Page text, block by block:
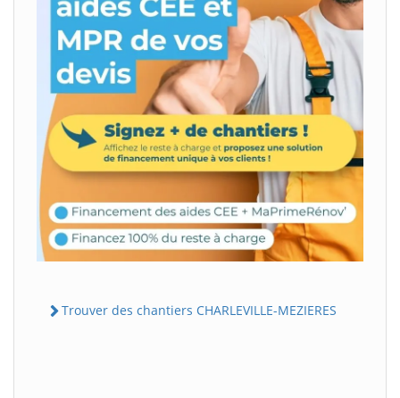
Trouver des chantiers CHARLEVILLE-MEZIERES